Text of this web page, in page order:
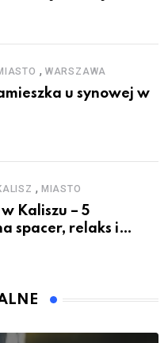
, WARSZAWA
u synowej w
, MIASTO
Kaliszu – 5
spacer, relaks i